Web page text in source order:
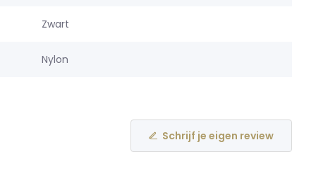
Zwart
Nylon
Schrijf je eigen review